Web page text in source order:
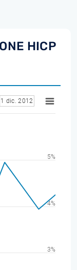
HICP
1 dic. 2012
3%
4%
5%